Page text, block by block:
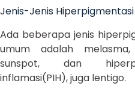
Jenis-Jenis Hiperpigmentasi
Ada beberapa jenis
umum adalah
sunspot, dan
inflamasi(PIH), juga lentigo.